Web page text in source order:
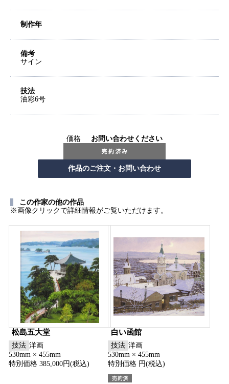
制作年
備考
サイン
技法
油彩6号
価格 お問い合わせください
この作家の他の作品
※画像クリックで詳細情報がご覧いただけます。
松島五大堂
技法 洋画
530mm × 455mm
特別価格 385,000円(税込)
白い函館
技法 洋画
530mm × 455mm
特別価格 円(税込)